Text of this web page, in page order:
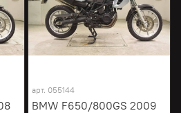
арт. 055144
BMW F650/800GS 2009